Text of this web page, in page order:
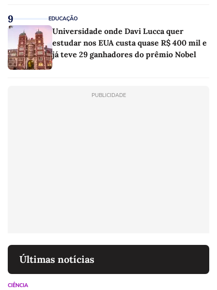
9 EDUCAÇÃO
Universidade onde Davi Lucca quer
estudar nos EUA custa quase R$ 400 mil e
já teve 29 ganhadores do prêmio Nobel
PUBLICIDADE
Últimas notícias
CIÊNCIA